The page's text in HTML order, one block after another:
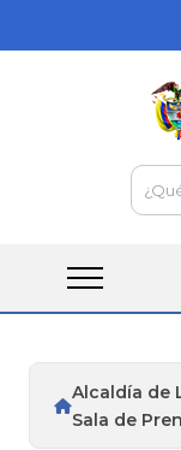
Alcaldía de
Sala de